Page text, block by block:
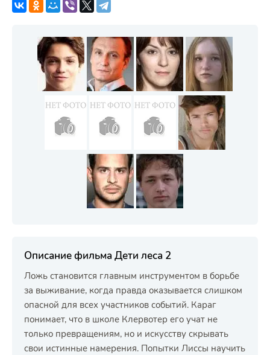
Описание фильма Дети леса 2
Ложь становится главным инструментом в борьбе
за выживание, когда правда оказывается слишком
опасной для всех участников событий. Караг
понимает, что в школе Клервотер его учат не
только превращениям, но и искусству скрывать
свои истинные намерения. Попытки Лиссы научить